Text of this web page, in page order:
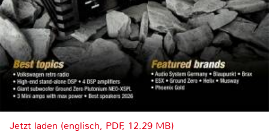
Jetzt laden (englisch, PDF, 12.29 MB)